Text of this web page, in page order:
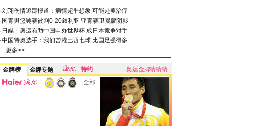
·刘翔伤情追踪报道：病情超乎想象 可能赴美治疗
· 国青男篮罢赛被判0-20叙利亚 亚青赛卫冕蒙阴影
· 日媒：奥运有助中国申办世界杯 成日本竞争对手
·中国特奥选手：我们曾灌巴西七球 比国足强得多
更多>>
金牌榜 金牌专题 特约
奥运金牌猜猜猜
全部